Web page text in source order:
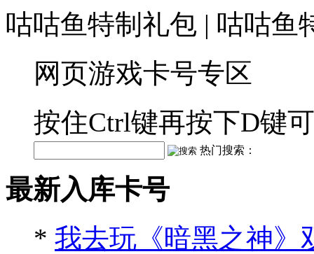
咕咕鱼特制礼包 | 咕咕鱼
网页游戏卡号专区
按住Ctrl键再按下D键
热门搜索：
最新入库卡号
* 我去玩《暗黑之神》